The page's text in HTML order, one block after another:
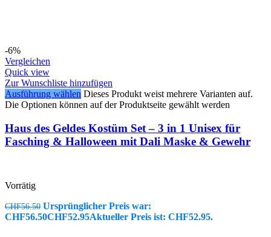
-6%
Vergleichen
Quick view
Zur Wunschliste hinzufügen
Ausführung wählen Dieses Produkt weist mehrere Varianten auf.
Die Optionen können auf der Produktseite gewählt werden
Haus des Geldes Kostüm Set – 3 in 1 Unisex für
Fasching & Halloween mit Dali Maske & Gewehr
Vorrätig
CHF56.50 Ursprünglicher Preis war:
CHF56.50CHF52.95Aktueller Preis ist: CHF52.95.